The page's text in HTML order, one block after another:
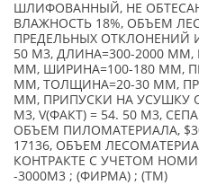
ШЛИФОВАННЫЙ, НЕ
ВЛАЖНОСТЬ 18%, ОБЪЕМ
ПРЕДЕЛЬНЫХ ОТКЛОНЕНИЙ
50 М3, ДЛИНА=300-2000
ММ, ШИРИНА=100-180 ММ,
ММ, ТОЛЩИНА=20-30 ММ,
ММ, ПРИПУСКИ НА УСУШКУ
М3, V(ФАКТ) = 54. 50 М3,
ОБЪЕМ ПИЛОМАТЕРИАЛА,
17136, ОБЪЕМ
КОНТРАКТЕ С УЧЕТОМ
-3000М3 ; (ФИРМА) ; (TM)